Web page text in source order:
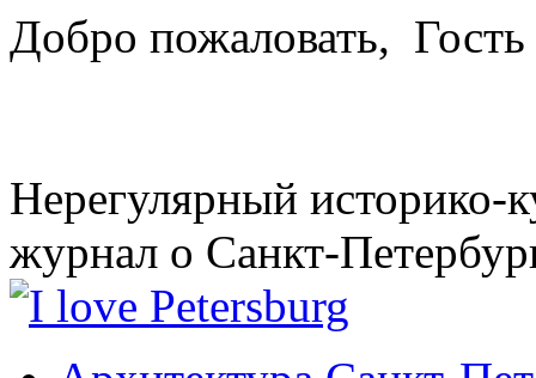
Добро пожаловать, Гость
Нерегулярный историко-
журнал о Санкт-